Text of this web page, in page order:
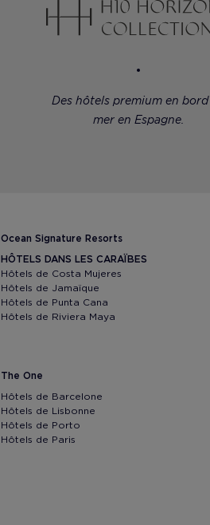
Des hôtels premium en
mer en Espagne.
Ocean Signature Resorts
HÔTELS DANS LES CARAÏBES
Hôtels de Costa Mujeres
Hôtels de Jamaïque
Hôtels de Punta Cana
Hôtels de Riviera Maya
The One
Hôtels de Barcelone
Hôtels de Lisbonne
Hôtels de Porto
Hôtels de Paris